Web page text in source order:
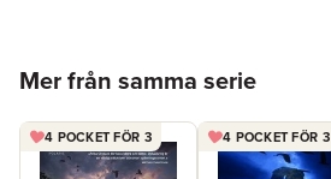
Mer från samma serie
4 POCKET FÖR 3 4 POCKET FÖR 3